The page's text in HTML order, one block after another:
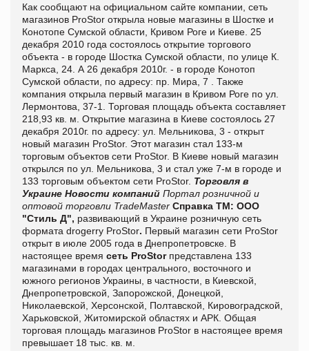
Как сообщают на официальном сайте компании, сеть
магазинов ProStor открыла новые магазины в Шостке и
Конотопе Сумской области, Кривом Роге и Киеве. 25
декабря 2010 года состоялось открытие торгового
объекта - в городе Шостка Сумской области, по улице К.
Маркса, 24. А 26 декабря 2010г. - в городе Конотоп
Сумской области, по адресу: пр. Мира, 7 . Также
компания открыла первый магазин в Кривом Роге по ул.
Лермонтова, 37-1. Торговая площадь объекта составляет
218,93 кв. м. Открытие магазина в Киеве состоялось 27
декабря 2010г. по адресу: ул. Мельникова, 3 - открыт
новый магазин ProStor. Этот магазин стал 133-м
торговым объектов сети ProStor. В Киеве новый магазин
открылся по ул. Мельникова, 3 и стал уже 7-м в городе и
133 торговым объектом сети ProStor. Торговля в
Украине Новости компаний Портал розничной и
оптовой торговли TradeMaster Справка ТМ: ООО
"Стиль Д", развивающий в Украине розничную сеть
формата drogerry ProStor. Первый магазин сети ProStor
открыт в июле 2005 года в Днепропетровске. В
настоящее время сеть ProStorпредставлена 133
магазинами в городах центрального, восточного и
южного регионов Украины, в частности, в Киевской,
Днепропетровской, Запорожской, Донецкой,
Николаевской, Херсонской, Полтавской, Кировоградской,
Харьковской, Житомирской областях и АРК. Общая
торговая площадь магазинов ProStor в настоящее время
превышает 18 тыс. кв. м.